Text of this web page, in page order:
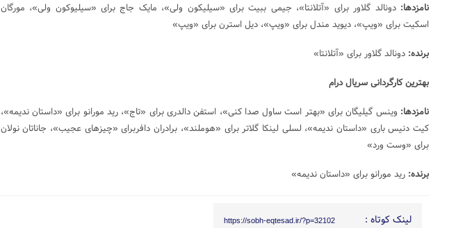
نامزدها: دونالد گلاور برای «آتلانتا»، جیمی ببیت برای «سیلیکون ولی»، مایک جاج برای «سیلیوکون ولی»، مورگان
اسکیت برای «ویپ»، دیوید مندل برای «ویپ»، دیل استرن برای «ویپ»
برنده: دونالد گلاور برای «آتلانتا»
بهترین کارگردانی سریال درام
نامزدها: وینس گیلیگان برای «بهتر است ساول صدا کنی»، استفن دالدری برای «تاج»، رید مورانو برای «داستان ندیمه»،
کیت دنیس باری «داستان ندیمه»، لسلی لینکا گلاتر برای «هوملند»، برادران دافربرای «چیزهای عجیب»، جاناتان نولان
برای «وست ورد»
برنده: رید مورانو برای «داستان ندیمه»
لینک کوتاه : https://sobh-eqtesad.ir/?p=32102